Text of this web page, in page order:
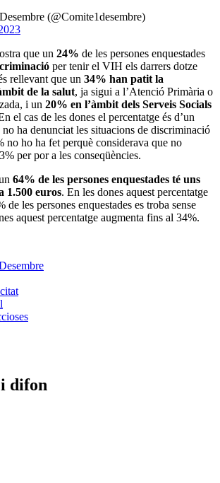
(@Comite1desembre)
que un 24% de les persones enquestades
per tenir el VIH els darrers dotze
rellevant que un 34% han patit la
de la salut, ja sigui a l’Atenció Primària o
i un 20% en l’àmbit dels Serveis Socials
el cas de les dones el percentatge és d’un
ha denunciat les situacions de discriminació
no ho ha fet perquè considerava que no
per por a les conseqüències.
64% de les persones enquestades té uns
1.500 euros. En les dones aquest percentatge
les persones enquestades es troba sense
aquest percentatge augmenta fins al 34%.
difon